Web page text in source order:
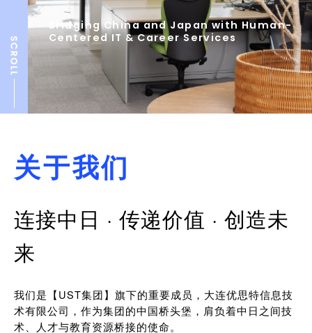
Bridging China and Japan with Human-
Centered IT & Career Services
关于我们
连接中日 · 传递价值 · 创造未
来
我们是【UST集团】旗下的重要成员，大连优思特信息技
术有限公司，作为集团的中国桥头堡，肩负着中日之间技
术、人才与教育资源桥接的使命。